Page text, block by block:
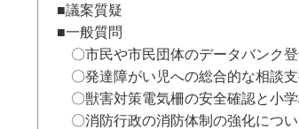
■議案質疑
■一般質問
〇市民や市民団体のデータバンク登
〇発達障がい児への総合的な相談支
〇獣害対策電気柵の安全確認と小学
〇消防行政の消防体制の強化につい